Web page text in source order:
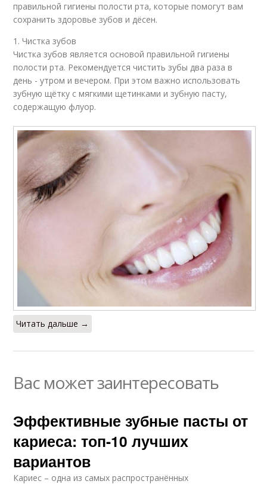
правильной гигиены полости рта, которые помогут вам
сохранить здоровье зубов и дёсен.
1. Чистка зубов
Чистка зубов является основой правильной гигиены
полости рта. Рекомендуется чистить зубы два раза в
день - утром и вечером. При этом важно использовать
зубную щётку с мягкими щетинками и зубную пасту,
содержащую флуор.
Читать дальше →
Вас может заинтересовать
Эффективные зубные пасты от
кариеса: топ-10 лучших
вариантов
Кариес – одна из самых распространённых